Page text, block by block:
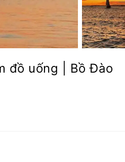
đồ uống | Bồ Đào